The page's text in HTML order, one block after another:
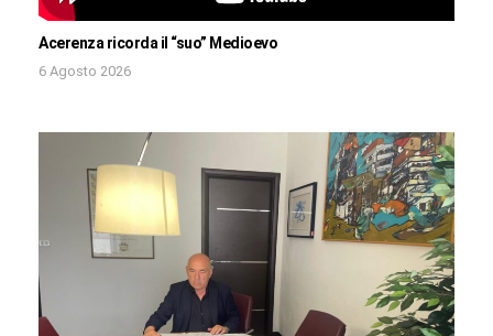
Acerenza ricorda il “suo” Medioevo
6 Agosto 2026